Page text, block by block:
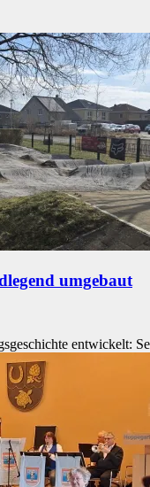
umgebaut
entwickelt: